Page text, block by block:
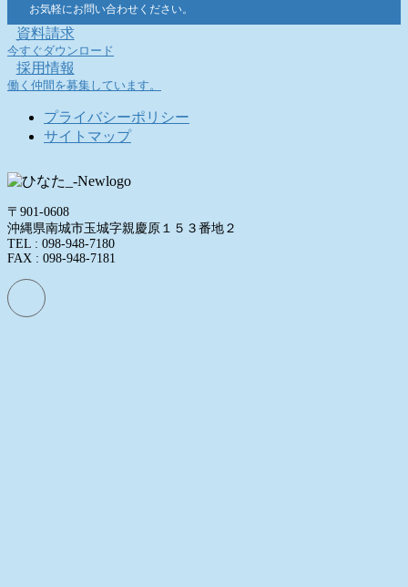
イ
ブ
お気軽にお問い合わせください。
資料請求
今すぐダウンロード
採用情報
働く仲間を募集しています。
プライバシーポリシー
サイトマップ
〒901-0608
沖縄県南城市玉城字親慶原１５３番地２
TEL : 098-948-7180
FAX : 098-948-7181